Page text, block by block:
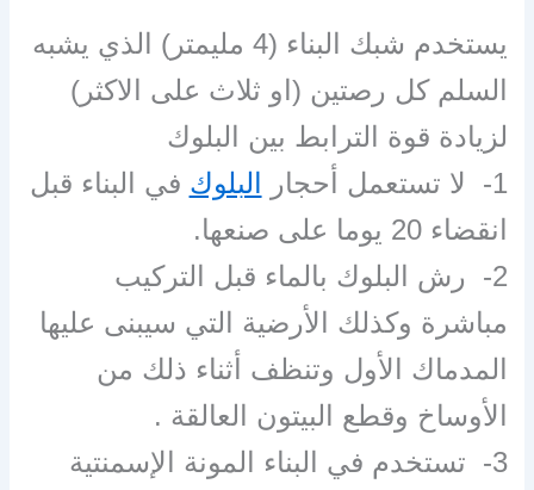
يستخدم شبك البناء (4 مليمتر) الذي يشبه
السلم كل رصتين (او ثلاث على الاكثر)
لزيادة قوة الترابط بين البلوك
1- لا تستعمل أحجار
البلوك في البناء قبل
انقضاء 20 يوما على صنعها.
2- رش البلوك بالماء قبل التركيب
مباشرة وكذلك الأرضية التي سيبنى عليها
المدماك الأول وتنظف أثناء ذلك من
الأوساخ وقطع البيتون العالقة .
3- تستخدم في البناء المونة الإسمنتية